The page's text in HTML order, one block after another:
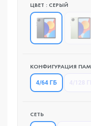
ЦВЕТ : СЕРЫЙ
КОНФИГУРАЦИЯ
4/64 ГБ
СЕТЬ